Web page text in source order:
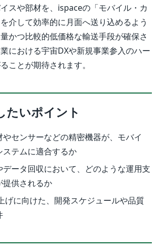
スや部材を、ispaceの「モバイル・カ
介して効率的に月面へ送り込めるよう
かつ比較的低価格な輸送手段が確保さ
における宇宙DXや新規事業参入のハー
ことが期待されます。
たいポイント
やセンサーなどの精密機器が、モバイ
ステムに適合するか
データ回収において、どのような運用支
提供されるか
げに向けた、開発スケジュールや品質